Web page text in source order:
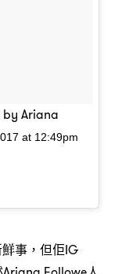
by Ariana
at 12:49pm
事，但佢IG